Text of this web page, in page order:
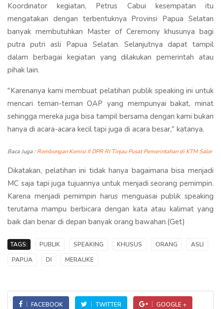
Koordinator kegiatan, Petrus Cabui kesempatan itu
mengatakan dengan terbentuknya Provinsi Papua Selatan
banyak membutuhkan Master of Ceremony khusunya bagi
putra putri asli Papua Selatan. Selanjutnya dapat tampil
dalam berbagai kegiatan yang dilakukan pemerintah atau
pihak lain.
"Karenanya kami membuat pelatihan publik speaking ini untuk
mencari teman-teman OAP yang mempunyai bakat, minat
sehingga mereka juga bisa tampil bersama dengan kami bukan
hanya di acara-acara kecil tapi juga di acara besar," katanya.
Baca Juga : Rombongan Komisi II DPR RI Tinjau Pusat Pemerintahan di KTM Salor
Dikatakan, pelatihan ini tidak hanya bagaimana bisa menjadi
MC saja tapi juga tujuannya untuk menjadi seorang pemimpin.
Karena menjadi pemimpin harus menguasai publik speaking
terutama mampu berbicara dengan kata atau kalimat yang
baik dan benar di depan banyak orang bawahan.(Get)
TAGS: PUBLIK SPEAKING KHUSUS ORANG
ASLI
PAPUA
DI MERAUKE
FACEBOOK TWITTER GOOGLE +